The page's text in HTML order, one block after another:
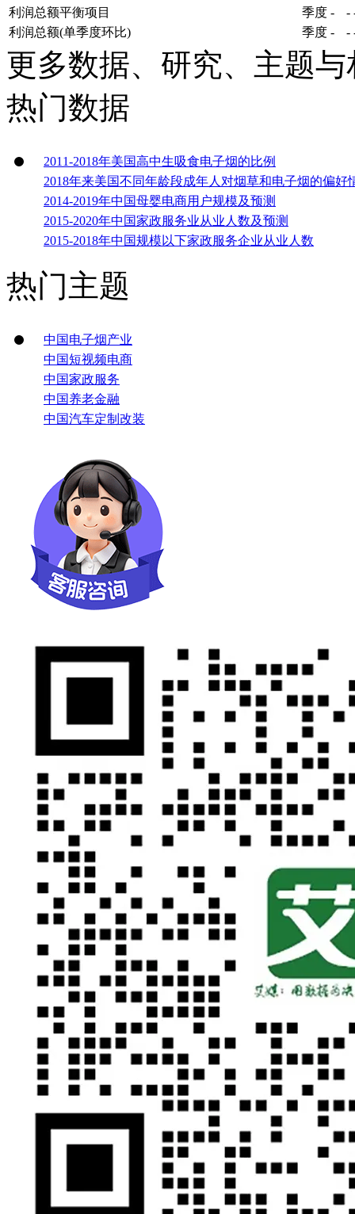
利润总额平衡项目
季度 - -
利润总额(单季度环比)
季度 - -
更多数据、研究、主题
热门数据
2011-2018年美国高中生吸食电子烟的比例
2018年来美国不同年龄段成年人对烟草和电子烟的偏好
2014-2019年中国母婴电商用户规模及预测
2015-2020年中国家政服务业从业人数及预测
2015-2018年中国规模以下家政服务企业从业人数
热门主题
中国电子烟产业
中国短视频电商
中国家政服务
中国养老金融
中国汽车定制改装